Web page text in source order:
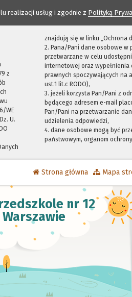
realizacji usług i zgodnie z Polityką
z
WE
U.
znajdują się w linku „Ochrona
2. Pana/Pani dane osobowe w
przetwarzane w celu
internetowej oraz wypełnienia
prawnych spoczywających na
ust.1 lit.c RODO),
3. jeżeli korzysta Pan/Pani z
będącego adresem e-mail
Pan/Pani na przetwarzanie
udzielenia odpowiedzi,
4. dane osobowe mogą być
państwowym, organom
Strona główna Mapa
nr 12